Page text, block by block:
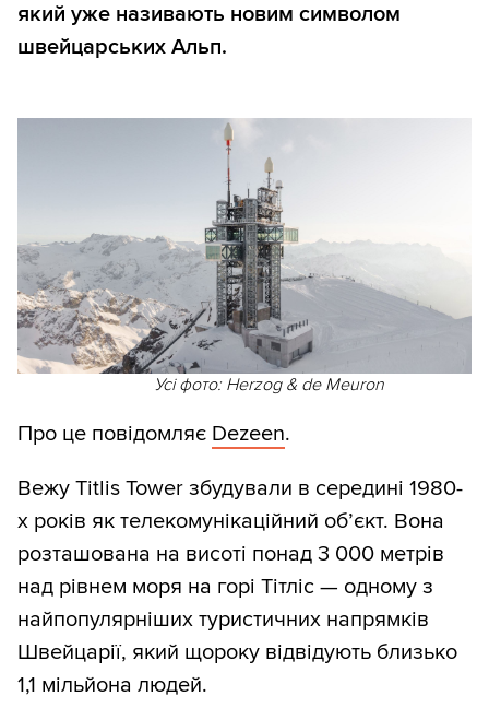
який уже називають новим символом
швейцарських Альп.
Усі фото: Herzog & de Meuron
Про це повідомляє Dezeen.
Вежу Titlis Tower збудували в середині 1980-
х років як телекомунікаційний об’єкт. Вона
розташована на висоті понад 3 000 метрів
над рівнем моря на горі Тітліс — одному з
найпопулярніших туристичних напрямків
Швейцарії, який щороку відвідують близько
1,1 мільйона людей.